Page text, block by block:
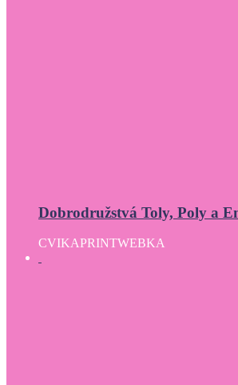
Dobrodružstvá Toly, Poly a
CVIKAPRINTWEBKA